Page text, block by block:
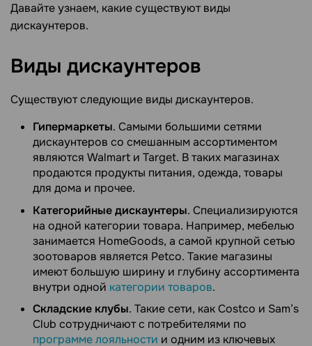
Давайте узнаем, какие существуют виды
дискаунтеров.
Виды дискаунтеров
Существуют следующие виды дискаунтеров.
Гипермаркеты. Самыми большими сетями
дискаунтеров со смешанным ассортиментом
являются Walmart и Target. В таких магазинах
продаются продукты питания, одежда, товары
для дома и прочее.
Категорийные дискаунтеры. Специализируются
на одной категории товара. Например, мебелью
занимается HomeGoods, а самой крупной сетью
зоотоваров является Petco. Такие магазины
имеют большую ширину и глубину ассортимента
внутри одной категории товаров.
Складские клубы. Такие сети, как Costco и Sam’s
Club сотрудничают с потребителями по
программе лояльности и одним из ключевых